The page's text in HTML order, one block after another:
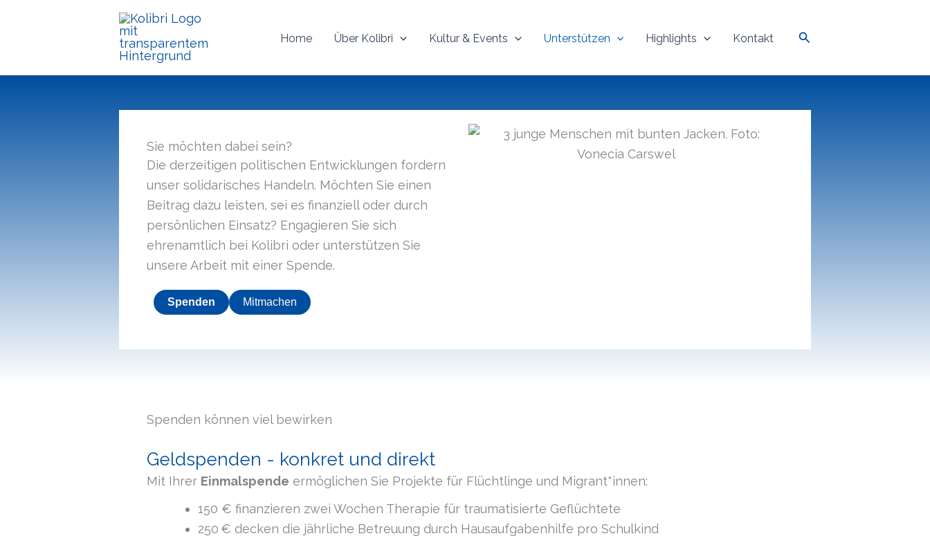
Home Über Kolibri Kultur & Events Unterstützen Highlights Kontakt Suchen
Sie möchten dabei sein?
Die derzeitigen politischen Entwick­lungen fordern
unser solidarisches Handeln. Möchten Sie einen
Beitrag dazu leisten, sei es finanziell oder durch
persönlichen Einsatz? Engagieren Sie sich
ehrenamtlich bei Kolibri oder unter­stützen Sie
unsere Arbeit mit einer Spende.
Spenden Mitmachen
Spenden können viel bewirken
Geldspenden - konkret und direkt
Mit Ihrer Einmalspende ermöglichen Sie Projekte für Flüchtlinge und Migrant*innen:
150 € finanzieren zwei Wochen Therapie für traumatisierte Geflüchtete
250 € decken die jährliche Betreuung durch Hausaufgabenhilfe pro Schulkind